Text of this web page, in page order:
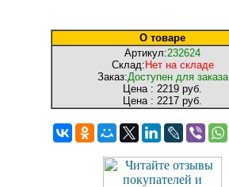
О товаре
Артикул:232624
Склад: Нет на складе
Заказ:Доступен для заказа
Цена : 2219 руб.
Цена : 2217 руб.